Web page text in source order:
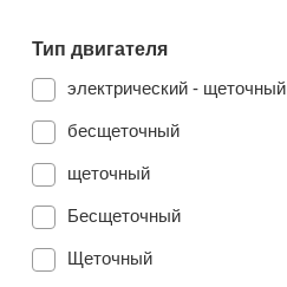
Тип двигателя
электрический - щеточный
бесщеточный
щеточный
Бесщеточный
Щеточный